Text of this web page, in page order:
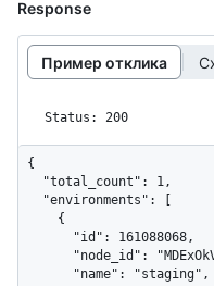
Response
Пример отклика
Status: 200
{